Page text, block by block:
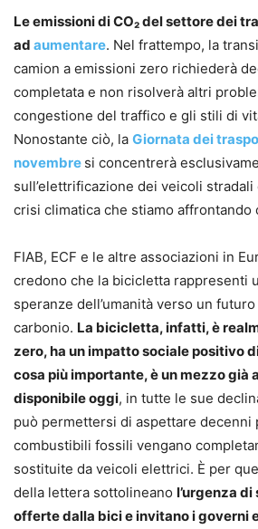
Le emissioni di CO₂ del settore dei
ad aumentare. Nel frattempo, la
camion a emissioni zero richiederà
completata e non risolverà altri
congestione del traffico e gli stili di
Nonostante ciò, la Giornata dei
novembre si concentrerà
sull’elettrificazione dei veicoli
crisi climatica che stiamo affrontando
FIAB, ECF e le altre associazioni in
credono che la bicicletta rappresenti
speranze dell’umanità verso un
carbonio. La bicicletta, infatti, è
zero, ha un impatto sociale positivo
cosa più importante, è un mezzo già
disponibile oggi, in tutte le sue
può permettersi di aspettare decenni
combustibili fossili vengano
sostituite da veicoli elettrici. È per
della lettera sottolineano l’urgenza
offerte dalla bici e invitano i governi